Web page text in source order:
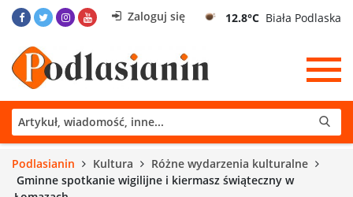
Zaloguj się 12.8°C Biała Podlaska
Podlasianin Kultura
Różne wydarzenia kulturalne
Gminne spotkanie wigilijne i kiermasz świąteczny w